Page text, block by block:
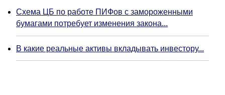
Схема ЦБ по работе ПИФов с замороженными
бумагами потребует изменения закона...
В какие реальные активы вкладывать инвестору...